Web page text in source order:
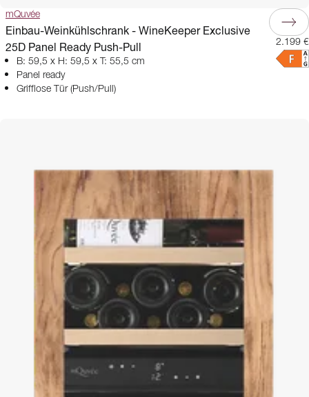
mQuvée
Einbau-Weinkühlschrank - WineKeeper Exclusive
25D Panel Ready Push-Pull
B: 59,5 x H: 59,5 x T: 55,5 cm
Panel ready
Grifflose Tür (Push/Pull)
2.199 €